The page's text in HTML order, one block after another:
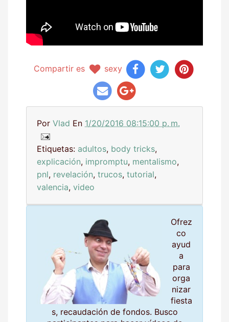
Compartir es sexy
Por Vlad En 1/20/2016 08:15:00 p. m.
Etiquetas: adultos, body tricks,
explicación, impromptu, mentalismo,
pnl, revelación, trucos, tutorial,
valencia, video
Ofrez
co
ayud
a
para
orga
nizar
fiesta
s, recaudación de fondos. Busco